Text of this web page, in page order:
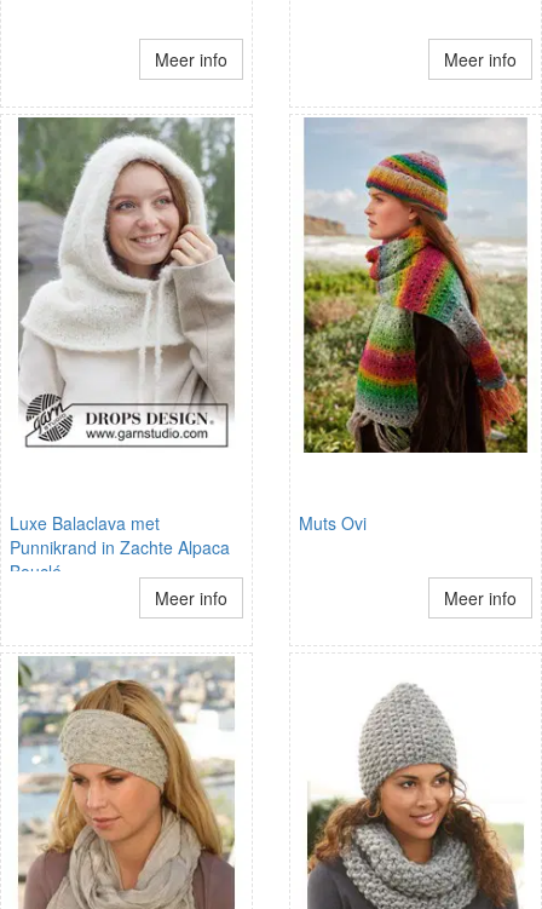
Meer info Meer info
Luxe Balaclava met
Punnikrand in Zachte Alpaca
Bouclé
Meer info
Muts Ovi
Meer info